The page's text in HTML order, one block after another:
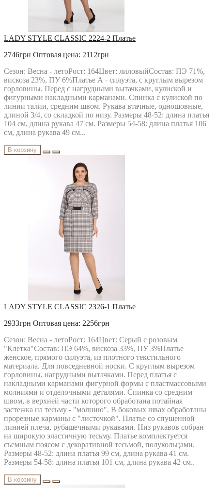
LADY STYLE CLASSIC 2224-2 Платье
2746грн Оптовая цена: 2112грн
Сезон: Весна - летоРост: 164Цвет: лиловыйСостав: ПЭ 71%,
вискоза 23%, ПУ 6%Платье А - силуэта, с круглым вырезом
горловины. Перед с нагрудными вытачками, кулиской и
фигурными накладными карманами. Спинка с кулиской по
линии талии, средним швом. Рукава втачные, одношовные,
длиной 3/4, со складкой по низу. Размеры 48-52: длина платья
104 см, длина рукава 47 см. Размеры 54-58: длина платья 106
см, длина рукава 49 см...
В корзину
LADY STYLE CLASSIC 2326-1 Платье
2933грн Оптовая цена: 2256грн
Сезон: Весна - летоРост: 164Цвет: Серый с розовым
"Клетка"Состав: ПЭ 64%, вискоза 33%, ПУ 3%Платье
женское, прямого силуэта, из плотного текстильного
материала. Для повседневной носки. С круглым вырезом
горловины, нагрудными вытачками. Перед платья с
накладными карманами фигурной формы с пластмассовыми
молниями и отделочными деталями. Спинка со средним
швом, в верхней части которого обработана потайная
застежка на тесьму - "молнию". В боковых швах обработаны
прорезные карманы с "листочкой". Платье со спущенной
линией плеча, рубашечными рукавами. Низ рукавов собран
на широкую эластичную тесьму. Платье комплектуется
съемным поясом с декоративной тесьмой, полукольцами.
Размеры 48-52: длина платья 99 см, длина рукава 41 см.
Размеры 54-58: длина платья 101 см, длина рукава 42 см..
В корзину